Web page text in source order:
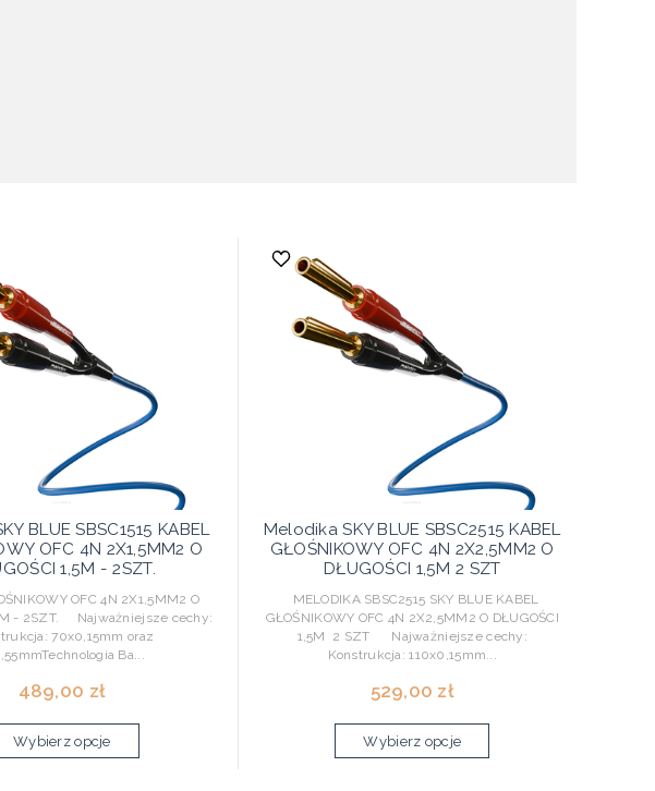
BLUE SBSC1515 KABEL
OFC 4N 2X1,5MM2 O
1,5M - 2SZT.
OFC 4N 2X1,5MM2 O
- 2SZT. Najważniejsze cechy:
70x0,15mm oraz
Ba...
489,00 zł
Wybierz opcje
Melodika SKY BLUE SBSC2515 KABEL
GŁOŚNIKOWY OFC 4N 2X2,5MM2 O
DŁUGOŚCI 1,5M 2 SZT
MELODIKA SBSC2515 SKY BLUE KABEL
GŁOŚNIKOWY OFC 4N 2X2,5MM2 O DŁUGOŚCI
1,5M 2 SZT Najważniejsze cechy:
Konstrukcja: 110x0,15mm...
529,00 zł
Wybierz opcje